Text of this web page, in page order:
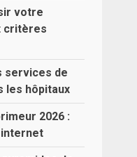
votre
critères
services de
les hôpitaux
2026 :